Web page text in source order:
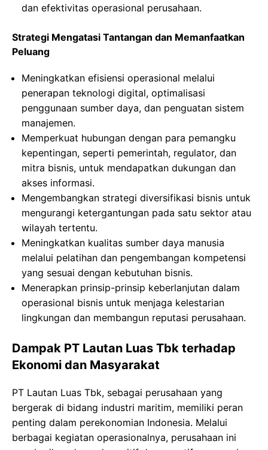
dan efektivitas operasional perusahaan.
Strategi Mengatasi Tantangan dan Memanfaatkan
Peluang
Meningkatkan efisiensi operasional melalui
penerapan teknologi digital, optimalisasi
penggunaan sumber daya, dan penguatan sistem
manajemen.
Memperkuat hubungan dengan para pemangku
kepentingan, seperti pemerintah, regulator, dan
mitra bisnis, untuk mendapatkan dukungan dan
akses informasi.
Mengembangkan strategi diversifikasi bisnis untuk
mengurangi ketergantungan pada satu sektor atau
wilayah tertentu.
Meningkatkan kualitas sumber daya manusia
melalui pelatihan dan pengembangan kompetensi
yang sesuai dengan kebutuhan bisnis.
Menerapkan prinsip-prinsip keberlanjutan dalam
operasional bisnis untuk menjaga kelestarian
lingkungan dan membangun reputasi perusahaan.
Dampak PT Lautan Luas Tbk terhadap
Ekonomi dan Masyarakat
PT Lautan Luas Tbk, sebagai perusahaan yang
bergerak di bidang industri maritim, memiliki peran
penting dalam perekonomian Indonesia. Melalui
berbagai kegiatan operasionalnya, perusahaan ini